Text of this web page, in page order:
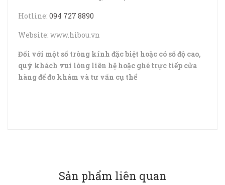
Hotline: 094 727 8890
Website: www.hibou.vn
Đối với một số tròng kính đặc biệt hoặc có số độ cao,
quý khách vui lòng liên hệ hoặc ghé trực tiếp cửa
hàng để đo khám và tư vấn cụ thể
Sản phẩm liên quan